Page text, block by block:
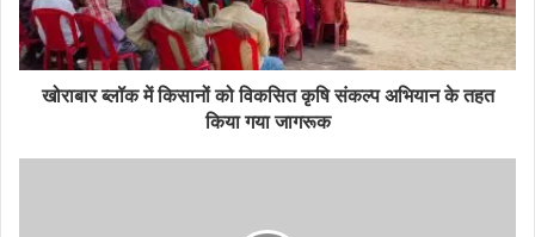
खोराबार ब्लॉक में किसानों को विकसित कृषि संकल्प अभियान के तहत
किया गया जागरूक